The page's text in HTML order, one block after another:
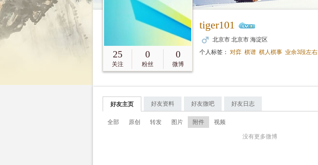
25
关注
0
粉丝
0
微博
tiger101
北京市 北京市 海淀区
个人标签： 对弈 棋谱 棋人棋事 业余3段左右
好友主页 好友资料 好友微吧 好友日志
全部 原创 转发 图片 附件 视频
没有更多微博